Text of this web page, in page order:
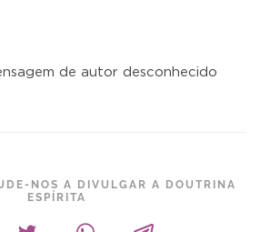
de autor desconhecido
NOS A DIVULGAR A DOUTRINA
ESPÍRITA